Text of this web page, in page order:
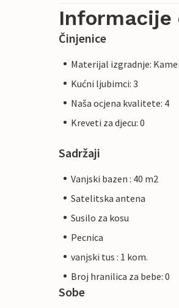
Informacije
Činjenice
Materijal izgradnje:
Kućni ljubimci: 3
Naša ocjena kvalitete: 4
Kreveti za djecu: 0
Sadržaji
Vanjski bazen : 40 m2
Satelitska antena
Susilo za kosu
Pecnica
vanjski tus : 1 kom.
Broj hranilica za bebe: 0
Sobe